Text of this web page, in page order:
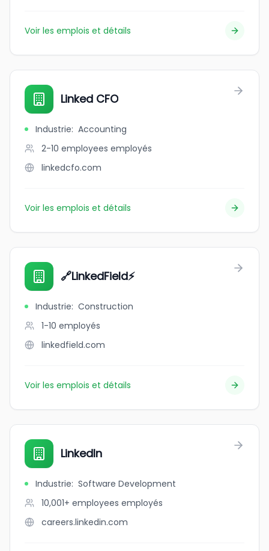
Voir les emplois et détails
Linked CFO
Industrie: Accounting
2-10 employees employés
linkedcfo.com
Voir les emplois et détails
🔗LinkedField⚡️
Industrie: Construction
1-10 employés
linkedfield.com
Voir les emplois et détails
LinkedIn
Industrie: Software Development
10,001+ employees employés
careers.linkedin.com